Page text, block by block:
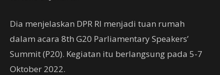
Dia menjelaskan DPR RI menjadi tuan rumah
dalam acara 8th G20 Parliamentary Speakers’
Summit (P20). Kegiatan itu berlangsung pada 5-7
Oktober 2022.